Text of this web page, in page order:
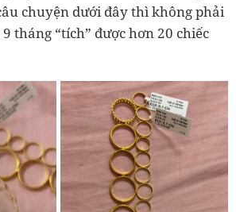
chuyện dưới đây thì không phải
tháng “tích” được hơn 20 chiếc